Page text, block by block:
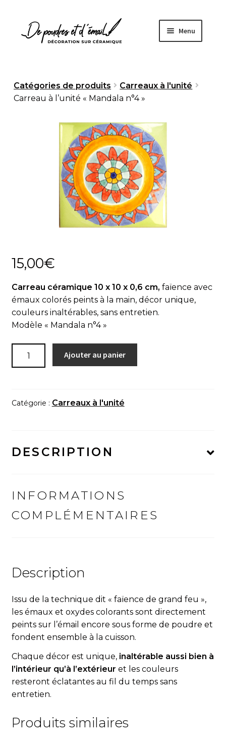
contenu
Menu
Boutique
Fabrication artisanale
Catégories de produits
Carreaux à l'unité
Carreau à l’unité « Mandala n°4 »
15,00€
Carreau céramique 10 x 10 x 0,6 cm, faïence avec
émaux colorés peints à la main, décor unique,
couleurs inaltérables, sans entretien.
Modèle « Mandala n°4 »
l'unité
Ajouter au panier
Catégorie : Carreaux à l'unité
DESCRIPTION
INFORMATIONS
COMPLÉMENTAIRES
Description
Issu de la technique dit « faïence de grand feu »,
les émaux et oxydes colorants sont directement
peints sur l’émail encore sous forme de poudre et
fondent ensemble à la cuisson.
Chaque décor est unique, inaltérable aussi bien à
l’intérieur qu’à l’extérieur et les couleurs
resteront éclatantes au fil du temps sans
entretien.
Produits similaires